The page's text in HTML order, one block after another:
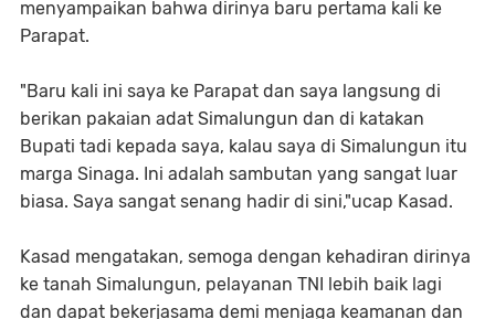
menyampaikan bahwa dirinya baru pertama kali ke
Parapat.
"Baru kali ini saya ke Parapat dan saya langsung di
berikan pakaian adat Simalungun dan di katakan
Bupati tadi kepada saya, kalau saya di Simalungun itu
marga Sinaga. Ini adalah sambutan yang sangat luar
biasa. Saya sangat senang hadir di sini,"ucap Kasad.
Kasad mengatakan, semoga dengan kehadiran dirinya
ke tanah Simalungun, pelayanan TNI lebih baik lagi
dan dapat bekerjasama demi menjaga keamanan dan